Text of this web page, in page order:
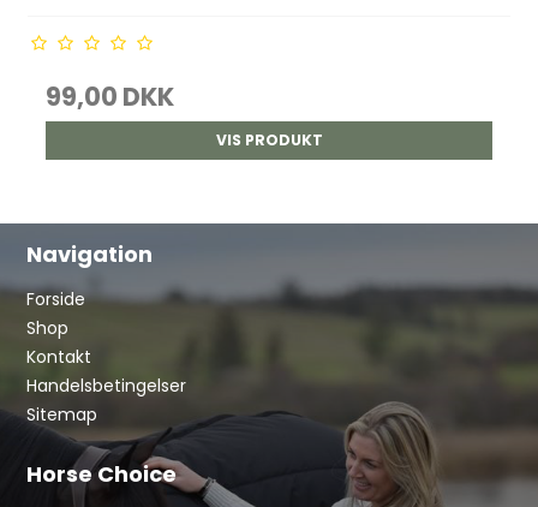
99,00 DKK
VIS PRODUKT
Navigation
Forside
Shop
Kontakt
Handelsbetingelser
Sitemap
Horse Choice